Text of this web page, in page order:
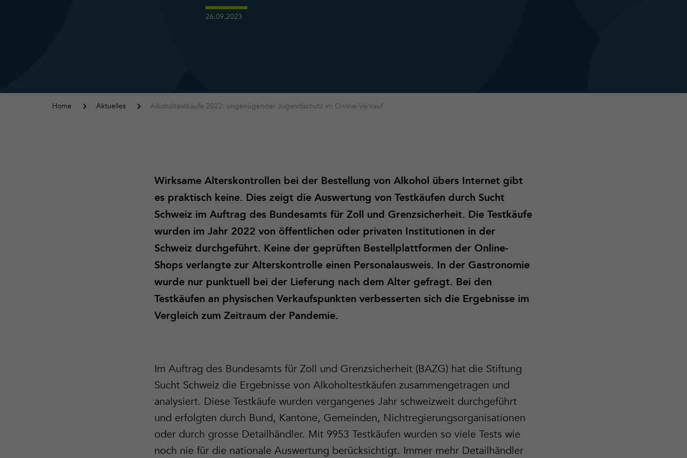
26.09.2023
Home Aktuelles Alkoholtestkäufe 2022: ungenügender Jugendschutz im Online-Verkauf
Wirksame Alterskontrollen bei der Bestellung von Alkohol übers Internet gibt
es praktisch keine. Dies zeigt die Auswertung von Testkäufen durch Sucht
Schweiz im Auftrag des Bundesamts für Zoll und Grenzsicherheit. Die Testkäufe
wurden im Jahr 2022 von öffentlichen oder privaten Institutionen in der
Schweiz durchgeführt. Keine der geprüften Bestellplattformen der Online-
Shops verlangte zur Alterskontrolle einen Personalausweis. In der Gastronomie
wurde nur punktuell bei der Lieferung nach dem Alter gefragt. Bei den
Testkäufen an physischen Verkaufspunkten verbesserten sich die Ergebnisse im
Vergleich zum Zeitraum der Pandemie.
Im Auftrag des Bundesamts für Zoll und Grenzsicherheit (BAZG) hat die Stiftung
Sucht Schweiz die Ergebnisse von Alkoholtestkäufen zusammengetragen und
analysiert. Diese Testkäufe wurden vergangenes Jahr schweizweit durchgeführt
und erfolgten durch Bund, Kantone, Gemeinden, Nichtregierungsorganisationen
oder durch grosse Detailhändler. Mit 9953 Testkäufen wurden so viele Tests wie
noch nie für die nationale Auswertung berücksichtigt. Immer mehr Detailhändler